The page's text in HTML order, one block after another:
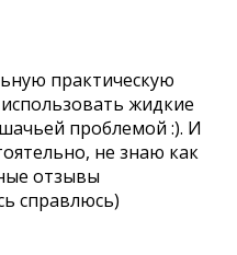
практическую
жидкие
проблемой :). И
не знаю как
отзывы
справлюсь)